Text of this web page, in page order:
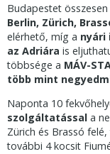
Budapestet
Berlin, Zürich,
elérhető, míg a nyári
az Adriára is
többsége a MÁV-
több mint
Naponta 10
szolgáltatással a
Zürich és Brassó
további 4 kocsit